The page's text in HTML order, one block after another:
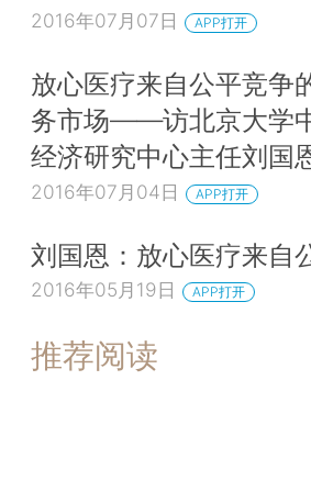
2016年07月07日 APP打开
放心医疗来自公平竞争
务市场——访北京大学
经济研究中心主任刘国
2016年07月04日 APP打开
刘国恩：放心医疗来自
2016年05月19日 APP打开
推荐阅读